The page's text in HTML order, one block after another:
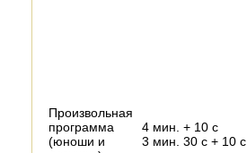
Произвольная
программа
(юноши и
4 мин. + 10 с
3 мин. 30 с + 10 с